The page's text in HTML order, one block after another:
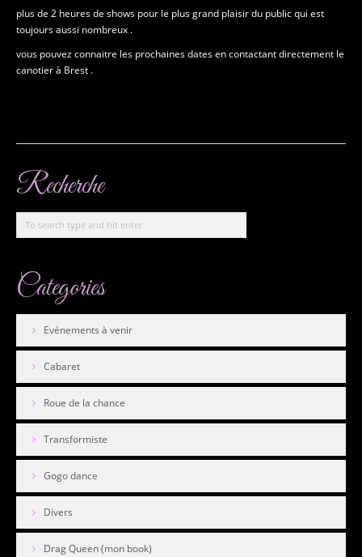
plus de 2 heures de shows pour le plus grand plaisir du public qui est
toujours aussi nombreux .
vous pouvez connaitre les prochaines dates en contactant directement le
canotier à Brest .
Recherche
Categories
Evénements à venir
Cabaret
Roue de la chance
Transformiste
Gogo dance
Divers
Drag Queen (mon book)